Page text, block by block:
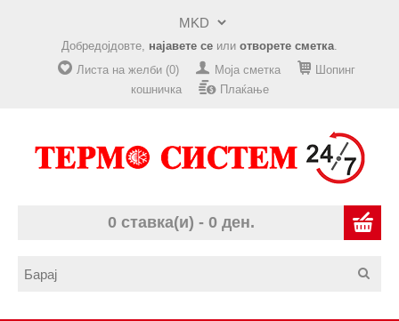
Добредојдовте, најавете се или отворете сметка.
Листа на желби (0)
Моја сметка
Шопинг
кошничка
Плаќање
0 ставка(и) - 0 ден.